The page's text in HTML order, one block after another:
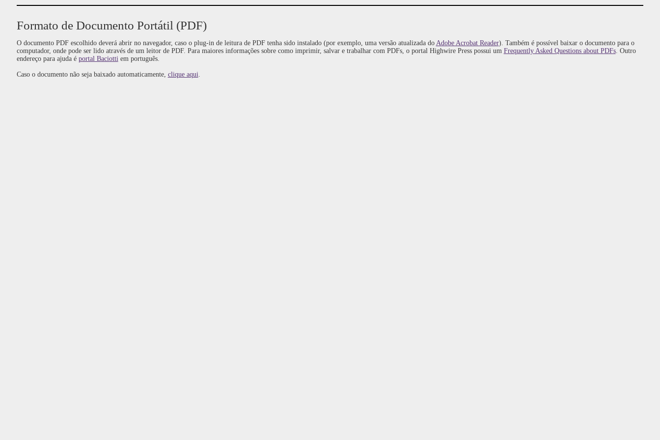
Formato de Documento Portátil (PDF)
O documento PDF escolhido deverá abrir no navegador, caso o plug-in de leitura de PDF tenha sido instalado (por exemplo, uma versão atualizada do Adobe Acrobat Reader). Também é possível baixar o documento para o
computador, onde pode ser lido através de um leitor de PDF. Para maiores informações sobre como imprimir, salvar e trabalhar com PDFs, o portal Highwire Press possui um Frequently Asked Questions about PDFs. Outro
endereço para ajuda é portal Baciotti em português.
Caso o documento não seja baixado automaticamente, clique aqui